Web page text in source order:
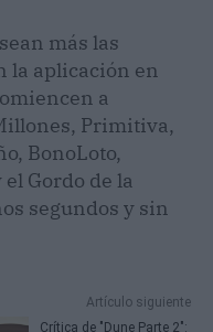
más las
la aplicación en
a
Primitiva,
BonoLoto,
Gordo de la
segundos y sin
Artículo siguiente
Crítica de "Dune Parte 2":